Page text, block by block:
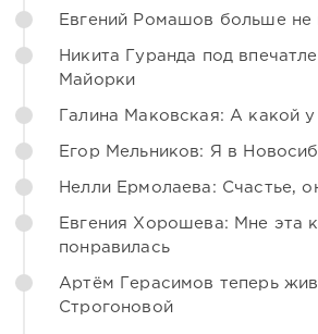
Евгений Ромашов больше
Никита Гуранда под
Майорки
Галина Маковская: А какой
Егор Мельников: Я в
Нелли Ермолаева: Счастье,
Евгения Хорошева: Мне эта
понравилась
Артём Герасимов теперь
Строгоновой